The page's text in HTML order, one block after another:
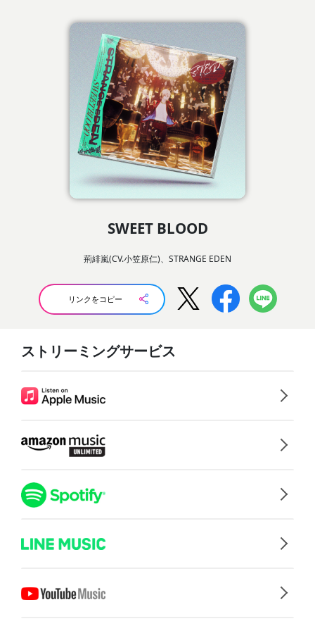
SWEET BLOOD
荊緋嵐(CV.小笠原仁)、STRANGE EDEN
リンクをコピー
ストリーミングサービス